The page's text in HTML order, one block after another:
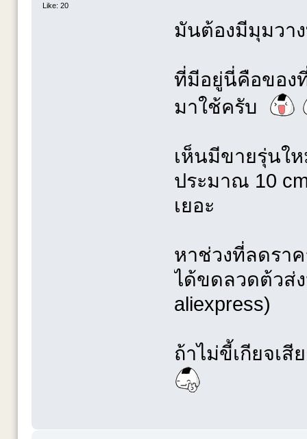
Like: 20
มันต้องมีมุมวา
ที่มีอยู่นี่คือของ
มาใช้ครับ
เห็นมีขายรุ่นใ
ประมาณ 10
เยอะ
หาช่วงที่ลดรา
ได้ขดลวดต้วส่
aliexpress)
ถ้าไม่ขี้เกียจเ